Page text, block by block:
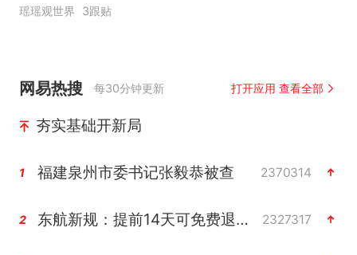
瑶瑶观世界 3跟贴
网易热搜 每30分钟更新 打开应用 查看全部
夯实基础开新局
1 福建泉州市委书记张毅恭被查 2370314
2 东航新规：提前14天可免费退改签 2327317